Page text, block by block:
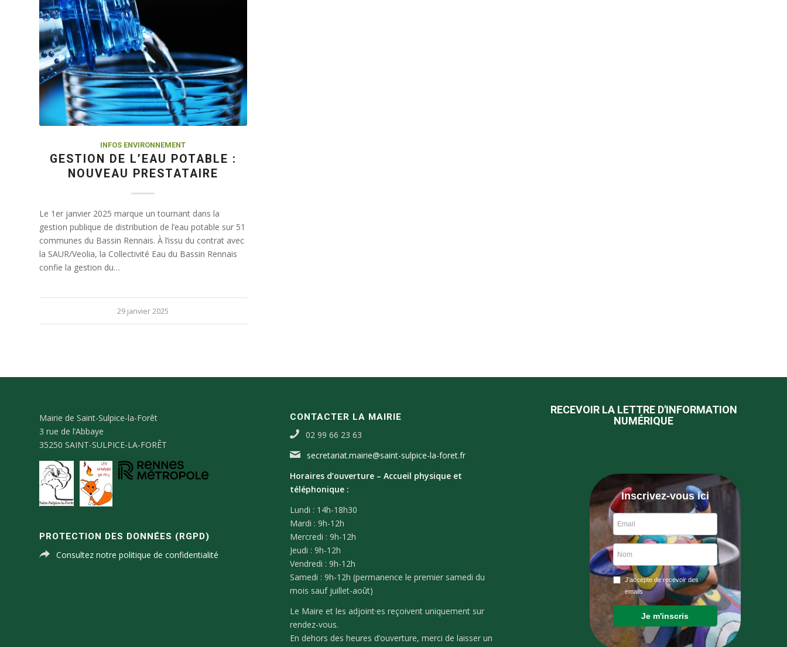
INFOS ENVIRONNEMENT
GESTION DE L’EAU POTABLE :
NOUVEAU PRESTATAIRE
Le 1er janvier 2025 marque un tournant dans la
gestion publique de distribution de l’eau potable sur 51
communes du Bassin Rennais. À l’issu du contrat avec
la SAUR/Veolia, la Collectivité Eau du Bassin Rennais
confie la gestion du…
29 janvier 2025
Mairie de Saint-Sulpice-la-Forêt
3 rue de l’Abbaye
35250 SAINT-SULPICE-LA-FORÊT
PROTECTION DES DONNÉES (RGPD)
Consultez notre politique de confidentialité
CONTACTER LA MAIRIE
02 99 66 23 63
secretariat.mairie@saint-sulpice-la-foret.fr
Horaires d’ouverture – Accueil physique et
téléphonique :
Lundi : 14h-18h30
Mardi : 9h-12h
Mercredi : 9h-12h
Jeudi : 9h-12h
Vendredi : 9h-12h
Samedi : 9h-12h (permanence le premier samedi du
mois sauf juillet-août)
Le Maire et les adjoint·es reçoivent uniquement sur
rendez-vous.
En dehors des heures d’ouverture, merci de laisser un
RECEVOIR LA LETTRE D'INFORMATION
NUMÉRIQUE
Inscrivez-vous ici
J'accepte de recevoir des
emails
Je m'inscris